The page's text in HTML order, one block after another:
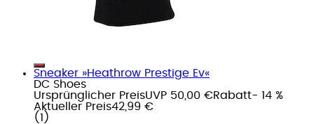
Sneaker »Heathrow Prestige Ev«
DC Shoes
Ursprünglicher PreisUVP 50,00 €Rabatt- 14 %
Aktueller Preis42,99 €
( 1 )